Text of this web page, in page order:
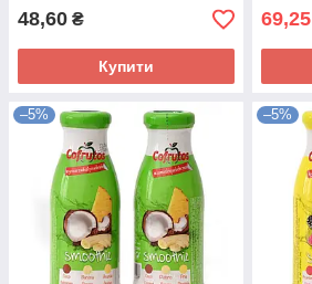
48,60 ₴
Купити
69,25
–5% –5%